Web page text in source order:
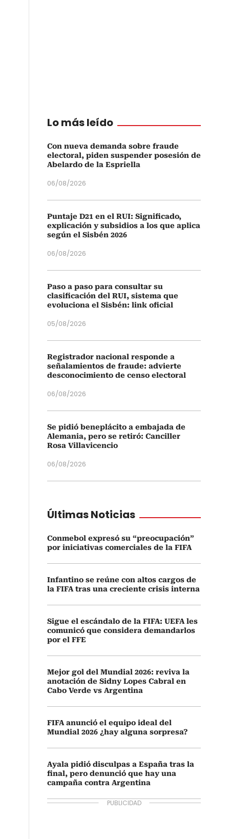
Lo más leído
Con nueva demanda sobre fraude
electoral, piden suspender posesión de
Abelardo de la Espriella
06/08/2026
Puntaje D21 en el RUI: Significado,
explicación y subsidios a los que aplica
según el Sisbén 2026
06/08/2026
Paso a paso para consultar su
clasificación del RUI, sistema que
evoluciona el Sisbén: link oficial
05/08/2026
Registrador nacional responde a
señalamientos de fraude: advierte
desconocimiento de censo electoral
06/08/2026
Se pidió beneplácito a embajada de
Alemania, pero se retiró: Canciller
Rosa Villavicencio
06/08/2026
Últimas Noticias
Conmebol expresó su “preocupación”
por iniciativas comerciales de la FIFA
Infantino se reúne con altos cargos de
la FIFA tras una creciente crisis interna
Sigue el escándalo de la FIFA: UEFA les
comunicó que considera demandarlos
por el FFE
Mejor gol del Mundial 2026: reviva la
anotación de Sidny Lopes Cabral en
Cabo Verde vs Argentina
FIFA anunció el equipo ideal del
Mundial 2026 ¿hay alguna sorpresa?
Ayala pidió disculpas a España tras la
final, pero denunció que hay una
campaña contra Argentina